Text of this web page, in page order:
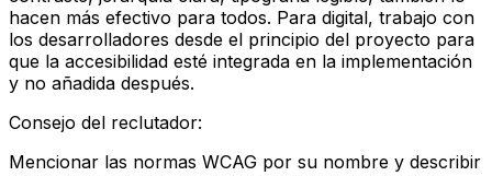
hacen más efectivo para todos. Para digital, trabajo con
los desarrolladores desde el principio del proyecto para
que la accesibilidad esté integrada en la implementación
y no añadida después.
Consejo del reclutador:
Mencionar las normas WCAG por su nombre y describir